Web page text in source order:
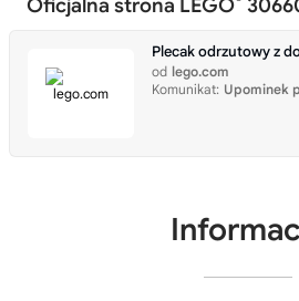
Oficjalna strona LEGO
od lego.com
Komunikat: Upominek